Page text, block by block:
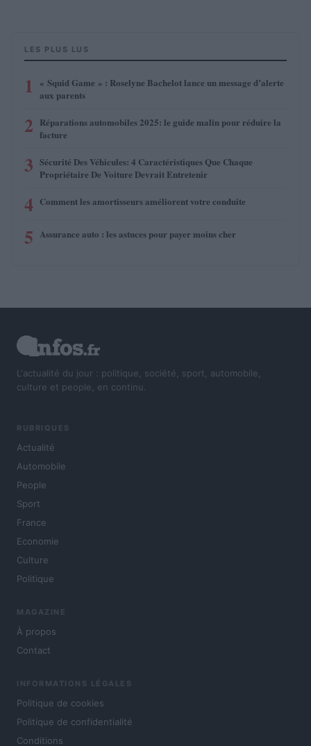
LES PLUS LUS
1
« Squid Game » : Roselyne Bachelot lance un message d’alerte
aux parents
2 Réparations automobiles 2025: le guide malin pour réduire la
facture
3 Sécurité Des Véhicules: 4 Caractéristiques Que Chaque
Propriétaire De Voiture Devrait Entretenir
4 Comment les amortisseurs améliorent votre conduite
5 Assurance auto : les astuces pour payer moins cher
L'actualité du jour : politique, société, sport, automobile,
culture et people, en continu.
RUBRIQUES
Actualité
Automobile
People
Sport
France
Economie
Culture
Politique
MAGAZINE
À propos
Contact
INFORMATIONS LÉGALES
Politique de cookies
Politique de confidentialité
Conditions